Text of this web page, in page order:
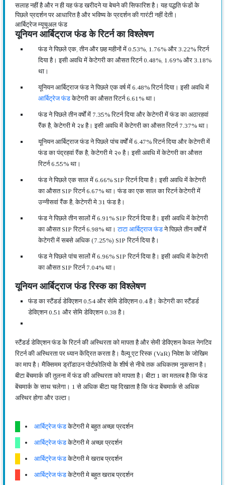
सलाह नहीं है और न ही यह फंड खरीदने या बेचने की सिफारिश है। यह पद्धति फंडों के
पिछले प्रदर्शन पर आधारित है और भविष्य के प्रदर्शन की गारंटी नहीं देती।
आर्बिट्रेज म्यूचूअल फंड
यूनियन आर्बिट्राज फंड के रिटर्न का विश्लेषण
फंड ने पिछले एक, तीन और छह महीनों में 0.53%, 1.76% और 3.22% रिटर्न
दिया है। इसी अवधि में केटेगरी का औसत रिटर्न 0.48%, 1.69% और 3.18%
था।
यूनियन आर्बिट्राज फंड ने पिछले एक वर्ष में 6.48% रिटर्न दिया। इसी अवधि में
आर्बिट्रेज फंडकेटेगरी का औसत रिटर्न 6.61% था।
फंड ने पिछले तीन वर्षों में 7.35% रिटर्न दिया और केटेगरी में फंड का अठारहवां
रैंक है, केटेगरी मे २४ है। इसी अवधि में केटेगरी का औसत रिटर्न 7.37% था।
यूनियन आर्बिट्राज फंड ने पिछले पांच वर्षों में 6.47% रिटर्न दिया और केटेगरी में
फंड का पंद्रहवां रैंक है, केटेगरी मे २० है। इसी अवधि में केटेगरी का औसत
रिटर्न 6.55% था।
फंड ने पिछले एक साल में 6.66% SIP रिटर्न दिया है। इसी अवधि में केटेगरी
का औसत SIP रिटर्न 6.67% था। फंड का एक साल का रिटर्न केटेगरी में
उन्नीसवां रैंक है, केटेगरी मे 31 फंड है।
फंड ने पिछले तीन सालों में 6.91% SIP रिटर्न दिया है। इसी अवधि में केटेगरी
का औसत SIP रिटर्न 6.98% था।टाटा आर्बिट्राज फंडने पिछले तीन वर्षों में
केटेगरी में सबसे अधिक (7.25%) SIP रिटर्न दिया है।
फंड ने पिछले पांच सालों में 6.96% SIP रिटर्न दिया है। इसी अवधि में केटेगरी
का औसत SIP रिटर्न 7.04% था।
यूनियन आर्बिट्राज फंड रिस्क का विश्लेषण
फंड का स्टैंडर्ड डेविएशन 0.54 और सेमि डेविएशन 0.4 है। केटेगरी का स्टैंडर्ड
डेविएशन 0.51 और सेमि डेविएशन 0.38 है।
स्टैंडर्ड डेविएशन फंड के रिटर्न की अस्थिरता को मापता है और सेमी डेविएशन केवल नेगटिव
रिटर्न की अस्थिरता पर ध्यान केंद्रित करता है। वैल्यू एट रिस्क (VaR) निवेश के जोखिम
का माप है। मैक्सिमम ड्रॉडाउन पोर्टफोलियो के शीर्ष से नीचे तक अधिकतम नुकसान है।
बीटा बेंचमार्क की तुलना में फंड की अस्थिरता को मापता है। बीटा 1 का मतलब है कि फंड
बेंचमार्क के साथ चलेगा। 1 से अधिक बीटा यह दिखाता है कि फंड बेंचमार्क से अधिक
अस्थिर होगा और उल्टा।
आर्बिट्रेज फंडकेटेगरी मे बहुत अच्छा प्रदर्शन
आर्बिट्रेज फंडकेटेगरी मे अच्छा प्रदर्शन
आर्बिट्रेज फंडकेटेगरी मे खराब प्रदर्शन
आर्बिट्रेज फंडकेटेगरी मे बहुत खराब प्रदर्शन